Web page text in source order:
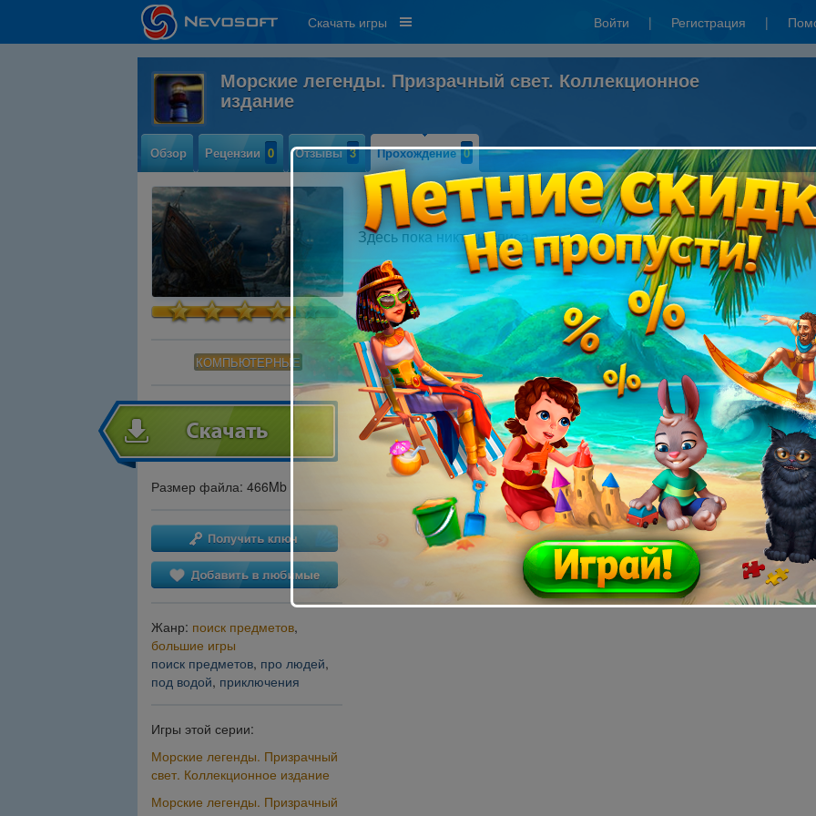
Скачать игры Войти | Регистрация |
Морские легенды. Призрачный свет. Коллекционное
издание
Обзор Рецензии 0 Отзывы 3 Прохождение 0
КОМПЬЮТЕРНЫЕ
Размер файла: 466Mb
Жанр: поиск предметов,
большие игры
поиск предметов, про людей,
под водой, приключения
Игры этой серии:
Морские легенды. Призрачный
свет. Коллекционное издание
Морские легенды. Призрачный
Написать прохождение
Здесь пока никто не писал